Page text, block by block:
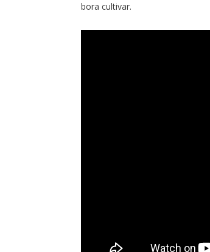
bora cultivar.